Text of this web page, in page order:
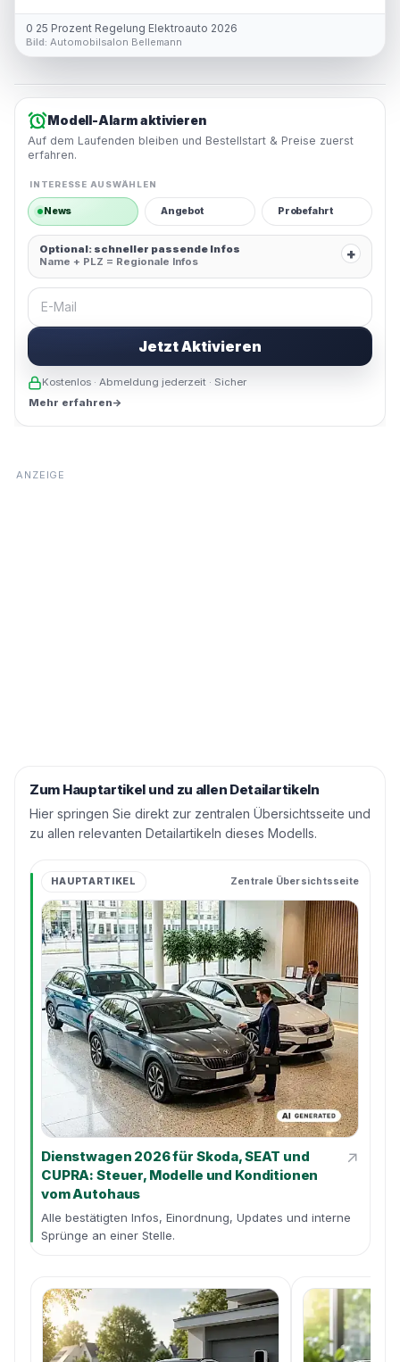
0 25 Prozent Regelung Elektroauto 2026
Bild: Automobilsalon Bellemann
Modell-Alarm aktivieren
Auf dem Laufenden bleiben und Bestellstart & Preise zuerst
erfahren.
INTERESSE AUSWÄHLEN
News Angebot Probefahrt
Optional: schneller passende Infos
Name + PLZ = Regionale Infos
+
E-Mail
Jetzt Aktivieren
Kostenlos · Abmeldung jederzeit · Sicher
Mehr erfahren→
Zum Hauptartikel und zu allen Detailartikeln
Hier springen Sie direkt zur zentralen Übersichtsseite und
zu allen relevanten Detailartikeln dieses Modells.
HAUPTARTIKEL Zentrale Übersichtsseite
Dienstwagen 2026 für Skoda, SEAT und
CUPRA: Steuer, Modelle und Konditionen
vom Autohaus
↗
Alle bestätigten Infos, Einordnung, Updates und interne
Sprünge an einer Stelle.